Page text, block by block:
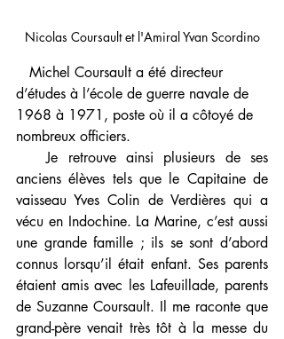
Nicolas Coursault et l'Amiral Yvan Scordino
d’études à l’école de guerre navale de
1968 à 1971, poste où il a côtoyé de
nombreux officiers.
   Je retrouve ainsi plusieurs de ses
anciens élèves tels que le Capitaine de
vaisseau Yves Colin de Verdières qui a
vécu en Indochine. La Marine, c’est aussi
une grande famille ; ils se sont d’abord
connus lorsqu’il était enfant. Ses parents
étaient amis avec les Lafeuillade, parents
de Suzanne Coursault. Il me raconte que
grand-père venait très tôt à la messe du